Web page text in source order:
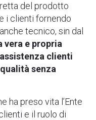
del prodotto
i clienti fornendo
tecnico, sin dal
vera e propria
clienti
senza
ha preso vita l’Ente
e il ruolo di